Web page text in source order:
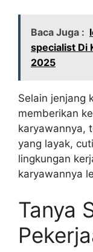
Baca Juga :
specialist Di
2025
Selain jenjang
memberikan
karyawannya,
yang layak,
lingkungan
karyawannya
Tanya